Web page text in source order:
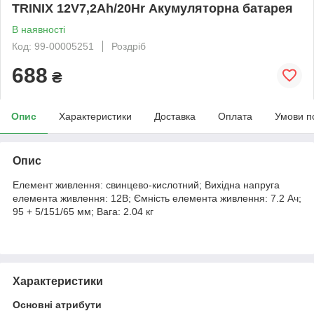
TRINIX 12V7,2Ah/20Hr Акумуляторна батарея
В наявності
Код: 99-00005251
Роздріб
688 ₴
Опис Характеристики Доставка Оплата Умови
Опис
Елемент живлення: свинцево-кислотний; Вихідна напруга
елемента живлення: 12В; Ємність елемента живлення: 7.2 Ач;
95 + 5/151/65 мм; Вага: 2.04 кг
Характеристики
Основні атрибути